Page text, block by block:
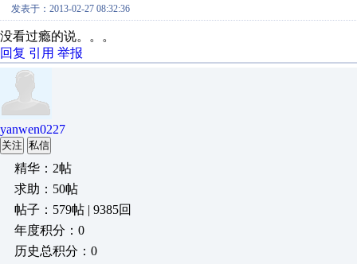
发表于：2013-02-27 08:32:36
没看过瘾的
回复 引用 举报
yanwen0227
关注 私信
精华：2帖
求助：50帖
帖子：579帖 | 9385回
年度积分：0
历史总积分：0